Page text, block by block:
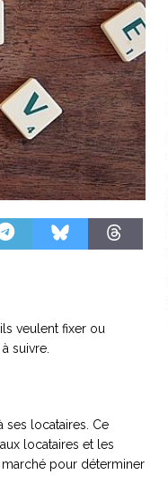
veulent fixer ou
suivre.
ses locataires. Ce
locataires et les
pour déterminer